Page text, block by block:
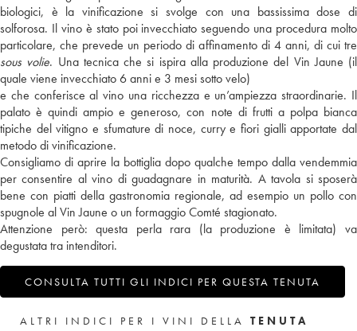
biologici, è la vinificazione si svolge con una bassissima dose di
solforosa. Il vino è stato poi invecchiato seguendo una procedura molto
particolare, che prevede un periodo di affinamento di 4 anni, di cui tre
sous volie. Una tecnica che si ispira alla produzione del Vin Jaune (il
quale viene invecchiato 6 anni e 3 mesi sotto velo)
e che conferisce al vino una ricchezza e un’ampiezza straordinarie. Il
palato è quindi ampio e generoso, con note di frutti a polpa bianca
tipiche del vitigno e sfumature di noce, curry e fiori gialli apportate dal
metodo di vinificazione.
Consigliamo di aprire la bottiglia dopo qualche tempo dalla vendemmia
per consentire al vino di guadagnare in maturità. A tavola si sposerà
bene con piatti della gastronomia regionale, ad esempio un pollo con
spugnole al Vin Jaune o un formaggio Comté stagionato.
Attenzione però: questa perla rara (la produzione è limitata) va
degustata tra intenditori.
CONSULTA TUTTI GLI INDICI PER QUESTA TENUTA
ALTRI INDICI PER I VINI DELLA TENUTA